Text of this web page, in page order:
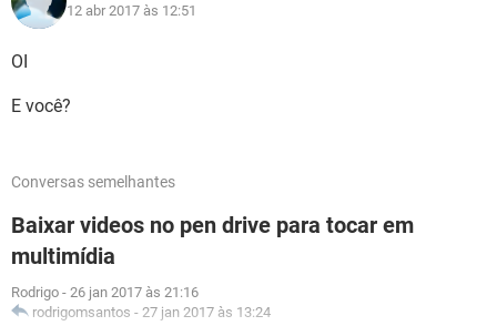
12 abr 2017 às 12:51
OI
E você?
Conversas semelhantes
Baixar videos no pen drive para tocar em
multimídia
Rodrigo - 26 jan 2017 às 21:16
rodrigomsantos - 27 jan 2017 às 13:24